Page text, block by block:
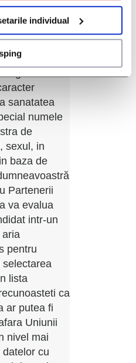
individual
care
sanatatea
numele
de
sexul, in
baza de
Partenerii
va evalua
intr-un
aria
pentru
selectarea
lista
ca
ar putea fi
Uniunii
nivel mai
cu